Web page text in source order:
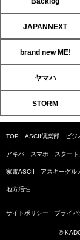
JAPANNEXT
brand new ME!
ヤマハ
STORM
TOP ASCII倶楽部 ビジ
アキバ スマホ スター
家電ASCII アスキーグル
地方活性
サイトポリシー プライ
©